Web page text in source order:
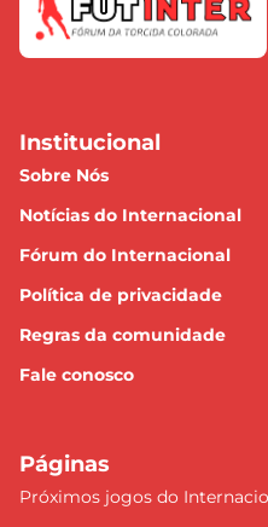
Institucional
Sobre Nós
Notícias do Internacional
Fórum do Internacional
Política de privacidade
Regras da comunidade
Fale conosco
Páginas
Próximos jogos do